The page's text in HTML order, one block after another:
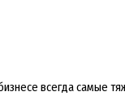
всегда самые